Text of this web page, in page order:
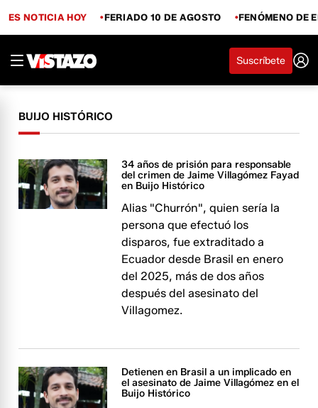
ES NOTICIA HOY FERIADO 10 DE AGOSTO FENÓMENO DE
Suscríbete
BUIJO HISTÓRICO
34 años de prisión para responsable
del crimen de Jaime Villagómez Fayad
en Buijo Histórico
Alias "Churrón", quien sería la
persona que efectuó los
disparos, fue extraditado a
Ecuador desde Brasil en enero
del 2025, más de dos años
después del asesinato del
Villagomez.
Detienen en Brasil a un implicado en
el asesinato de Jaime Villagómez en el
Buijo Histórico